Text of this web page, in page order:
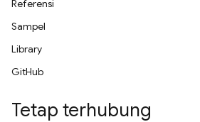
Referensi
Sampel
Library
GitHub
Tetap terhubung